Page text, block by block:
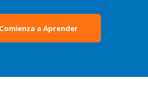
Comienza a Aprender